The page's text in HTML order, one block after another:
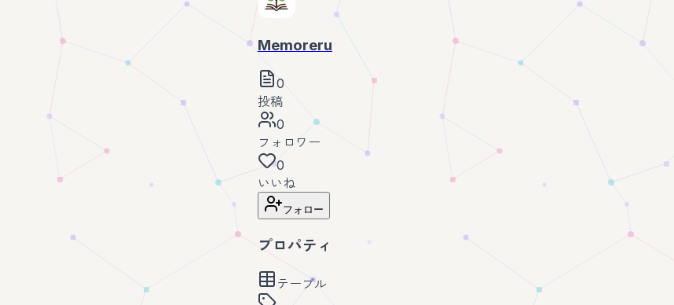
Memoreru
0
投稿
0
フォロワー
0
いいね
フォロー
プロパティ
テーブル